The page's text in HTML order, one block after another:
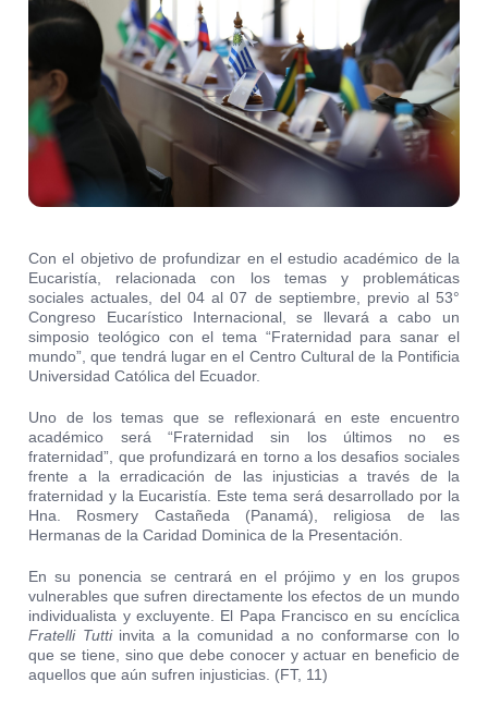
Con el objetivo de profundizar en el estudio académico de la
Eucaristía, relacionada con los temas y problemáticas
sociales actuales, del 04 al 07 de septiembre, previo al 53°
Congreso Eucarístico Internacional, se llevará a cabo un
simposio teológico con el tema “Fraternidad para sanar el
mundo”, que tendrá lugar en el Centro Cultural de la Pontificia
Universidad Católica del Ecuador.
Uno de los temas que se reflexionará en este encuentro
académico será “Fraternidad sin los últimos no es
fraternidad”, que profundizará en torno a los desafios sociales
frente a la erradicación de las injusticias a través de la
fraternidad y la Eucaristía. Este tema será desarrollado por la
Hna. Rosmery Castañeda (Panamá), religiosa de las
Hermanas de la Caridad Dominica de la Presentación.
En su ponencia se centrará en el prójimo y en los grupos
vulnerables que sufren directamente los efectos de un mundo
individualista y excluyente. El Papa Francisco en su encíclica
Fratelli Tuttiinvita a la comunidad a no conformarse con lo
que se tiene, sino que debe conocer y actuar en beneficio de
aquellos que aún sufren injusticias. (FT, 11)